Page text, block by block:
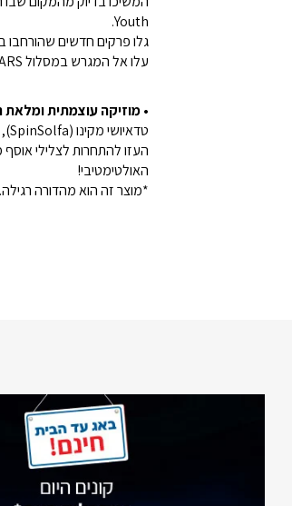
Youth.
גלו פרקים חדשים שהורחבו
עלו אל המגרש במסלול NEW STARS, צרו את הדמות האישית שלכם, הצטרפו לנבחרת יפן – ולחמו לצד סובאסה בדרכו לניצחון העולמי!
• מוזיקה עוצמתית
טדאיושי מקינו (SpinSolfa), שזכה לשבחים על פס־הקול המעורר רגש מהכותר הקודם, מביא למעלה מ־100 רצועות אנרגטיות בכותר הזה.
העזו להתחרות לצלילי
האולטימטיבי!
*מוצר זה הוא מהדורה